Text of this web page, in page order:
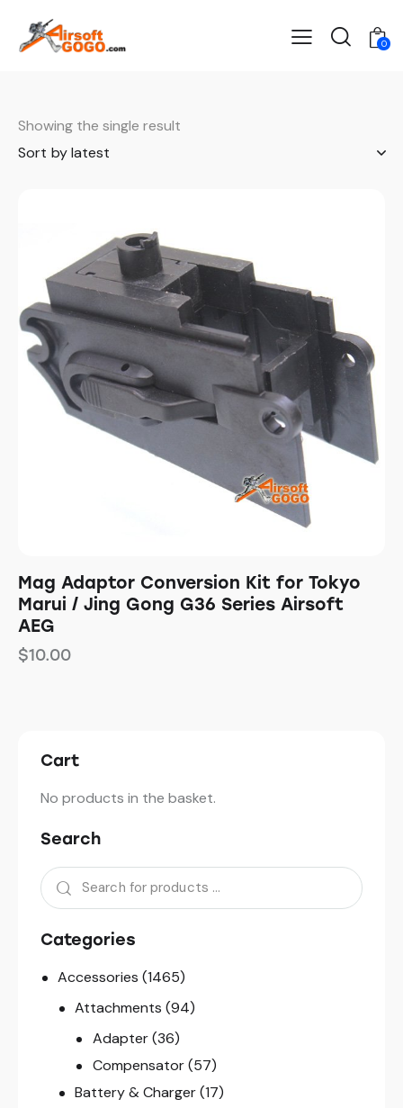
0
Showing the single result
Mag Adaptor Conversion Kit for Tokyo
Marui / Jing Gong G36 Series Airsoft
AEG
$10.00
Cart
No products in the basket.
Search
Categories
Accessories (1465)
Attachments (94)
Adapter (36)
Compensator (57)
Battery & Charger (17)